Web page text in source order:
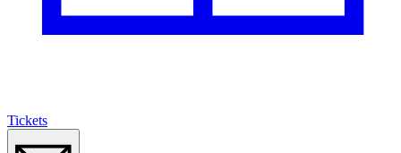
Tickets